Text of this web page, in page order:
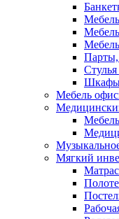
Парты,
Шкафы,
Мебель
Мягкий